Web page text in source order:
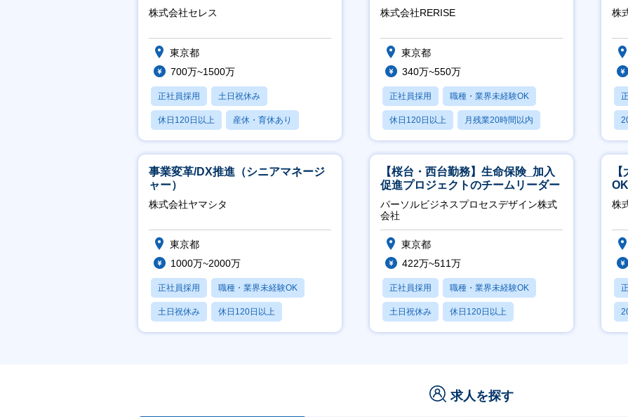
株式会社セレス
東京都
700万~1500万
正社員採用 土日祝休み
休日120日以上 産休・育休あり
賞与あり
万～／年間休日125日
株式会社RERISE
東京都
340万~550万
正社員採用 職種・業界未経験OK
休日120日以上 月残業20時間以内
賞与あり
ー
実
株
事業変革/DX推進（シニアマネージ
ャー）
株式会社ヤマシタ
東京都
1000万~2000万
正社員採用 職種・業界未経験OK
土日祝休み 休日120日以上
産休・育休あり
【桜台・西台勤務】生命保険_加入
促進プロジェクトのチームリーダー
パーソルビジネスプロセスデザイン株式
会社
東京都
422万~511万
正社員採用 職種・業界未経験OK
土日祝休み 休日120日以上
産休・育休あり
万
株
求人を探す